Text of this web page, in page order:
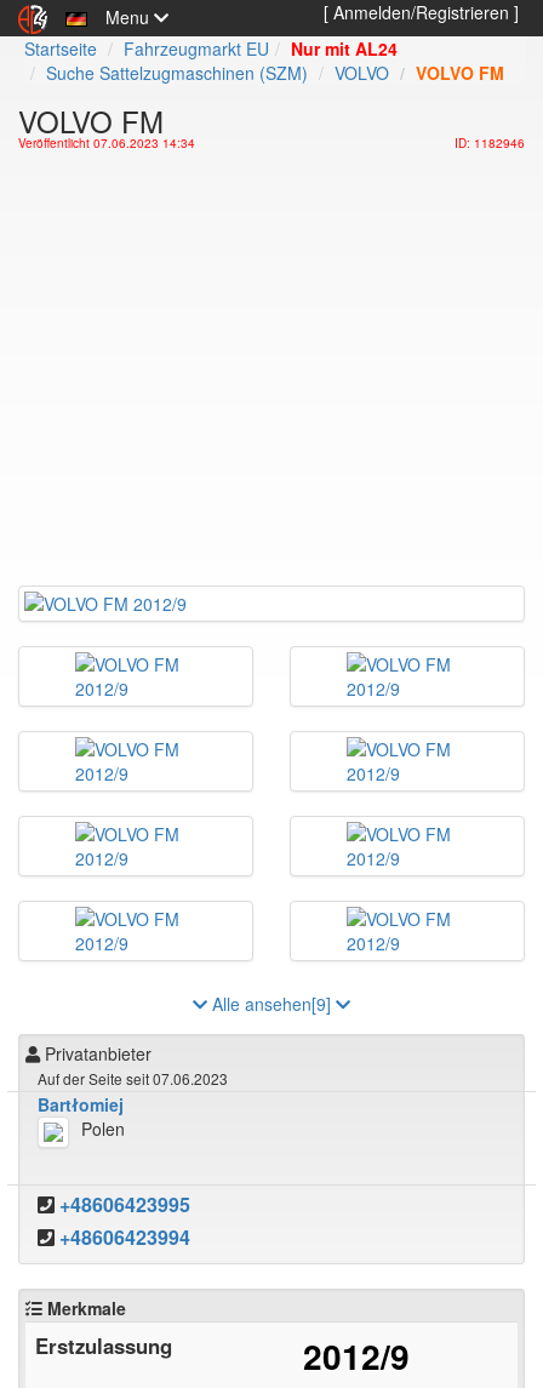
Menu
[ Anmelden/Registrieren ]
Startseite
Fahrzeugmarkt EU
Nur mit AL24
Suche Sattelzugmaschinen (SZM)
VOLVO VOLVO FM
VOLVO FM
Veröffentlicht 07.06.2023 14:34 ID: 1182946
Alle ansehen[9]
Privatanbieter
Auf der Seite seit 07.06.2023
Bartłomiej
Polen
+48606423995
+48606423994
Merkmale
Erstzulassung 2012/9